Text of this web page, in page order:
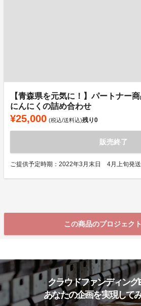
【青森県を元気に！】パートナー
にんにくの詰め合わせ
¥25,000 (税込/送料込)残り0
販売終了
ご提供予定時期：2022年3月末日 4月上旬発送
この商品のプロジェク
クラウドファンディング
あなたの企画を実現して